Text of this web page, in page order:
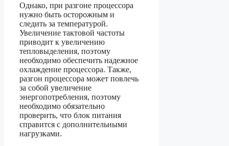
Однако, при разгоне процессора
нужно быть осторожным и
следить за температурой.
Увеличение тактовой частоты
приводит к увеличению
тепловыделения, поэтому
необходимо обеспечить надежное
охлаждение процессора. Также,
разгон процессора может повлечь
за собой увеличение
энергопотребления, поэтому
необходимо обязательно
проверить, что блок питания
справится с дополнительными
нагрузками.